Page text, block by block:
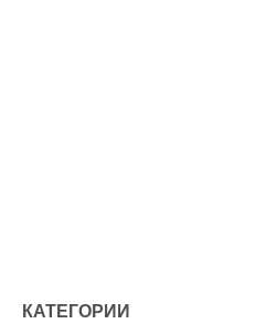
КАТЕГОРИИ